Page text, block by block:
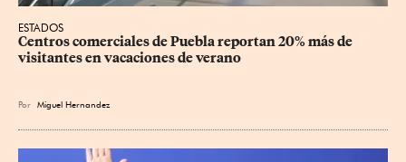
ESTADOS
Centros comerciales de Puebla reportan 20% más de
visitantes en vacaciones de verano
Por Miguel Hernandez